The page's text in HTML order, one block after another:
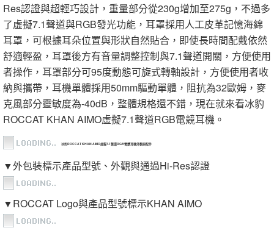
Res認證與超輕巧設計，重量部分從230g增加至275g，不過多
了虛擬7.1聲道與RGB發光功能，耳罩採用人工皮革記憶海綿
耳罩，可根據耳朵位置與形狀自然貼合，即使長時間配戴依然
舒適輕盈，耳罩後方有音量調整控制與7.1聲道開關，方便使用
者操作，耳罩部分可95度動態可旋式轉軸設計，方便使用者收
納與攜帶，耳機單體採用50mm驅動單體，阻抗為32歐姆，麥
克風部分靈敏度為-40dB，整體規格還不錯，現在就來看冰豹
ROCCAT KHAN AIMO虛擬7.1聲道RGB電競耳機。
冰豹ROCCAT KHAN AIMO虛擬7.1聲道RGB電競耳機外觀與配件
▼外包裝標示產品型號、外觀與通過Hi-Res認證
▼ROCCAT Logo與產品型號標示KHAN AIMO